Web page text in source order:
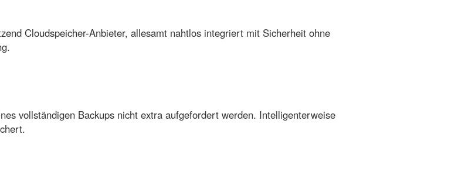
Cloudspeicher-Anbieter, allesamt nahtlos integriert mit Sicherheit ohne
vollständigen Backups nicht extra aufgefordert werden. Intelligenterweise